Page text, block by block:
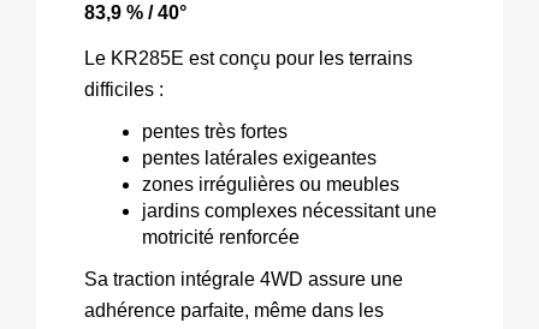
83,9 % / 40°
Le KR285E est conçu pour les terrains
difficiles :
pentes très fortes
pentes latérales exigeantes
zones irrégulières ou meubles
jardins complexes nécessitant une
motricité renforcée
Sa traction intégrale 4WD assure une
adhérence parfaite, même dans les